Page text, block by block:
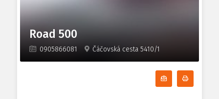
Road 500
0905866081 Čáčovská cesta 5410/1
Odoberať